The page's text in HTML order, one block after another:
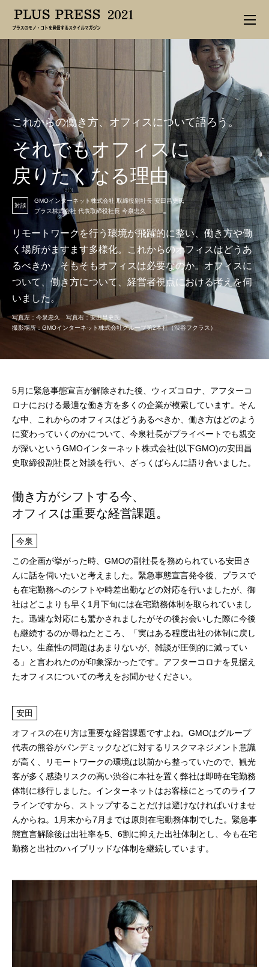
2021
これからの働き方、オフィスについて語ろう。
それでもオフィスに
戻りたくなる理由
対談
GMOインターネット株式会社 取締役副社長 安田昌史氏
プラス株式会社 代表取締役社長 今泉忠久
リモートワークを行う環境が飛躍的に整い、働き方や働
く場所がますます多様化。
これからのオフィスはどうあ
るべきか。そもそもオフィスは必要なのか。オフィスに
ついて、働き方について、経営者視点における考えを伺
いました。
写真左：今泉忠久 写真右：安田昌史氏
撮影場所：GMOインターネット株式会社グループ第2本社（渋谷フクラス）
5月に緊急事態宣言が解除された後、ウィズコロナ、アフターコ
ロナにおける最適な働き方を多くの企業が模索しています。そん
な中、これからのオフィスはどうあるべきか、働き方はどのよう
に変わっていくのかについて、今泉社長がプライベートでも親交
が深いというGMOインターネット株式会社(以下GMO)の安田昌
史取締役副社長と対談を行い、ざっくばらんに語り合いました。
働き方がシフトする今、
オフィスは重要な経営課題。
今泉
この企画が挙がった時、GMOの副社長を務められている安田さ
んに話を伺いたいと考えました。緊急事態宣言発令後、プラスで
も在宅勤務へのシフトや時差出勤などの対応を行いましたが、御
社はどこよりも早く1月下旬には在宅勤務体制を取られていまし
た。迅速な対応にも驚かされましたがその後お会いした際に今後
も継続するのか尋ねたところ、「実はある程度出社の体制に戻し
たい。生産性の問題はあまりないが、雑談が圧倒的に減ってい
る」と言われたのが印象深かったです。アフターコロナを見据え
たオフィスについての考えをお聞かせください。
安田
オフィスの在り方は重要な経営課題ですよね。GMOはグループ
代表の熊谷がパンデミックなどに対するリスクマネジメント意識
が高く、リモートワークの環境は以前から整っていたので、観光
客が多く感染リスクの高い渋谷に本社を置く弊社は即時在宅勤務
体制に移行しました。インターネットはお客様にとってのライフ
ラインですから、ストップすることだけは避けなければいけませ
んからね。1月末から7月までは原則在宅勤務体制でした。緊急事
態宣言解除後は出社率を5、6割に抑えた出社体制とし、今も在宅
勤務と出社のハイブリッドな体制を継続しています。